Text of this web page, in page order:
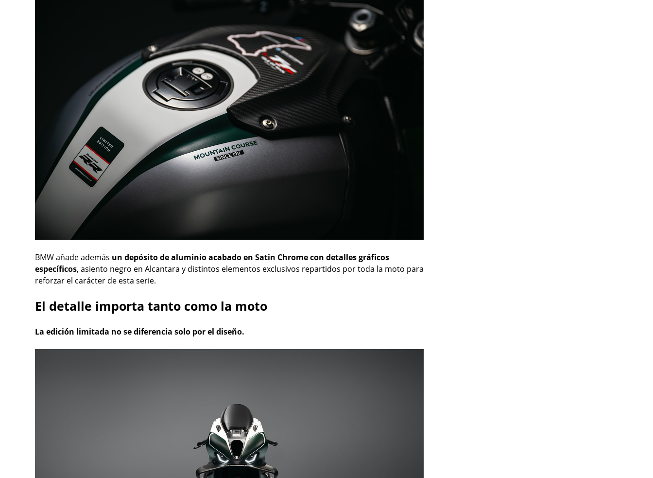
BMW añade además un depósito de aluminio acabado en Satin Chrome con detalles gráficos
específicos, asiento negro en Alcantara y distintos elementos exclusivos repartidos por toda la moto para
reforzar el carácter de esta serie.
El detalle importa tanto como la moto
La edición limitada no se diferencia solo por el diseño.